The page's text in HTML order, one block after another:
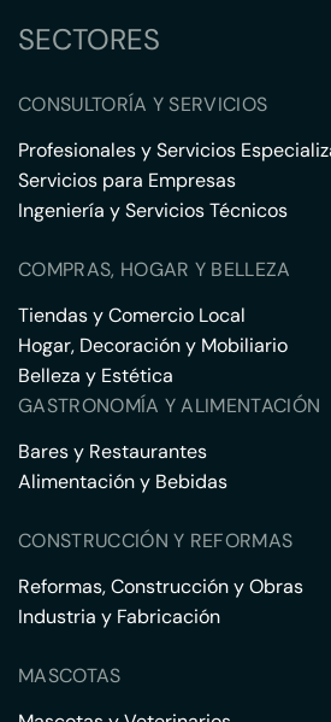
SECTORES
CONSULTORÍA Y SERVICIOS
Profesionales y Servicios
Servicios para Empresas
Ingeniería y Servicios Técnicos
COMPRAS, HOGAR Y BELLEZA
Tiendas y Comercio Local
Hogar, Decoración y Mobiliario
Belleza y Estética
GASTRONOMÍA Y ALIMENTACIÓN
Bares y Restaurantes
Alimentación y Bebidas
CONSTRUCCIÓN Y REFORMAS
Reformas, Construcción y Obras
Industria y Fabricación
MASCOTAS